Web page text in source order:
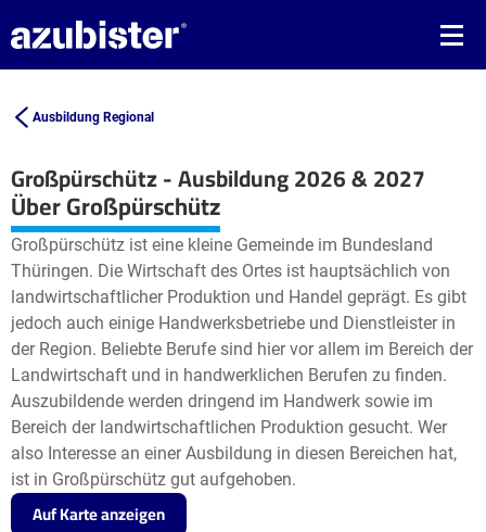
Ausbildung Regional
Großpürschütz - Ausbildung 2026 & 2027
+
−
Leaflet | ©OpenStreetMap2contributors
Über Großpürschütz
Großpürschütz ist eine kleine Gemeinde im Bundesland
Thüringen. Die Wirtschaft des Ortes ist hauptsächlich von
landwirtschaftlicher Produktion und Handel geprägt. Es gibt
jedoch auch einige Handwerksbetriebe und Dienstleister in
der Region. Beliebte Berufe sind hier vor allem im Bereich der
Landwirtschaft und in handwerklichen Berufen zu finden.
Auszubildende werden dringend im Handwerk sowie im
Bereich der landwirtschaftlichen Produktion gesucht. Wer
also Interesse an einer Ausbildung in diesen Bereichen hat,
ist in Großpürschütz gut aufgehoben.
Auf Karte anzeigen